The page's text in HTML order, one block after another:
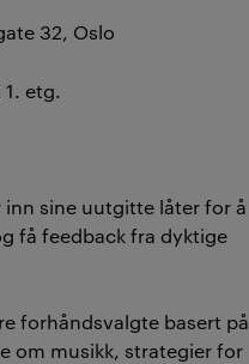
32, Oslo
etg.
sine uutgitte låter for å
få feedback fra dyktige
forhåndsvalgte basert på
om musikk, strategier for